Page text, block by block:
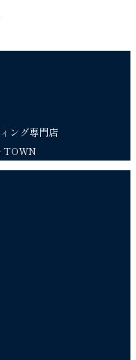
ング専門店
TOWN